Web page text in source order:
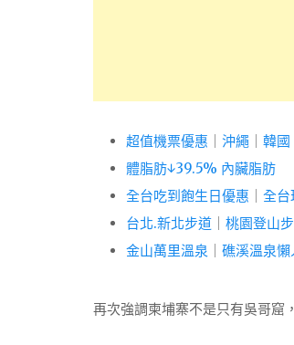
超值機票優惠 沖繩 韓國
體脂肪↓39.5% 內臟脂肪
全台吃到飽生日優惠
全台
台北.新北步道
桃園登山
金山萬里溫泉
礁溪溫泉懶
再次強調柬埔寨不是只有吳哥窟，